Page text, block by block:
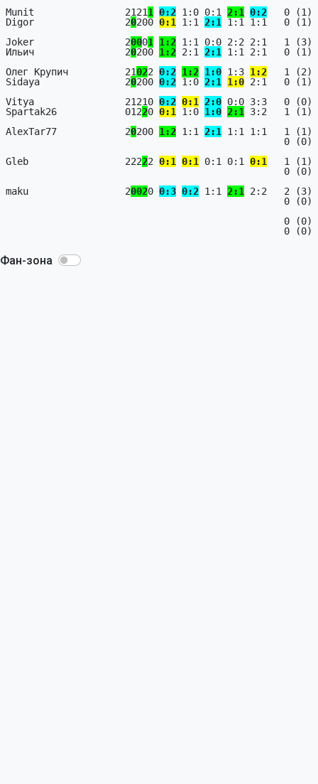
Munit                21211 0:2 1:0 0:1 2:1 0:2
0 (1)
Digor                20200 0:1 1:1 2:1
1:1 1:1   0 (1)
Joker                20001 1:2 1:1 0:0 2:2 2:1   1 (3)
Ильич                20200 1:2 2:1 2:1
1:1 2:1   0 (1)
Олег Крупич          21022 0:2 1:2 1:0 1:3 1:2
1 (2)
Sidaya               20200 0:2 1:0 2:1 1:0 2:1   0 (1)
Vitya                21210 0:2 0:1 2:0 0:0 3:3   0 (0)
Spartak26            01220 0:1 1:0 1:0 2:1
3:2   1 (1)
AlexTar77            20200 1:2 1:1 2:1
1:1 1:1   1 (1)
Gleb                 22222 0:1 0:1 0:1 0:1 0:1
1 (1)
maku                 20020 0:3 0:2 1:1 2:1
2:2   2 (3)
Фан-зона